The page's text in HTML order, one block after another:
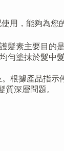
用，能夠為您
素主要目的
勻塗抹於髮中
據產品指示
深層問題。